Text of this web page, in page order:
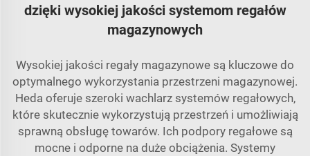
dzięki wysokiej jakości systemom regałów
magazynowych
Wysokiej jakości regały magazynowe są kluczowe do
optymalnego wykorzystania przestrzeni magazynowej.
Heda oferuje szeroki wachlarz systemów regałowych,
które skutecznie wykorzystują przestrzeń i umożliwiają
sprawną obsługę towarów. Ich podpory regałowe są
mocne i odporne na duże obciążenia. Systemy